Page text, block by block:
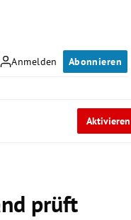
Anmelden Abonnieren
Aktivieren
prüft